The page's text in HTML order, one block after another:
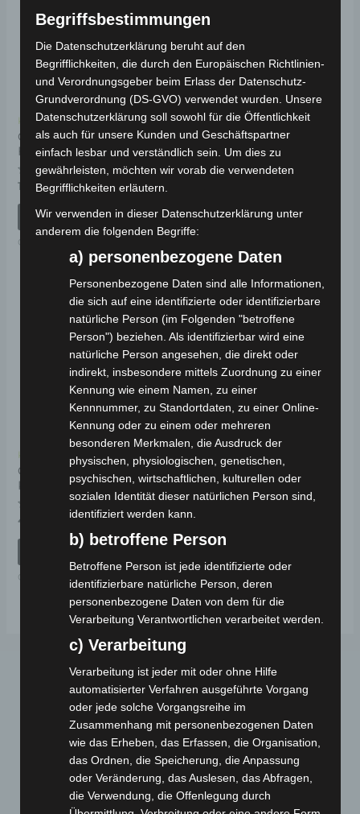
Kostenloser Versand
CARGO VOLT
FRONTLICHT
Bewertet
mit
0
149,00€ *
IN DEN WARENKORB
CARGO VOLT
Kostenloser Versand
CARGO VOLT
KOMPLETTES KABELSET
vonIN DEN WARENKORB
Kostenloser Versand
CARGO VOLT
KUGELLAGER
Bewertet
0
49,00
IN DEN WARENKORB
CARGO VOLT
Webseite
Begriffsbestimmungen
Die Datenschutzerklärung beruht auf den
Begrifflichkeiten, die durch den Europäischen Richtlinien-
und Verordnungsgeber beim Erlass der Datenschutz-
Grundverordnung (DS-GVO) verwendet wurden. Unsere
Datenschutzerklärung soll sowohl für die Öffentlichkeit
als auch für unsere Kunden und Geschäftspartner
einfach lesbar und verständlich sein. Um dies zu
gewährleisten, möchten wir vorab die verwendeten
Begrifflichkeiten erläutern.
Wir verwenden in dieser Datenschutzerklärung unter
anderem die folgenden Begriffe:
a) personenbezogene Daten
Personenbezogene Daten sind alle Informationen,
die sich auf eine identifizierte oder identifizierbare
natürliche Person (im Folgenden "betroffene
Person") beziehen. Als identifizierbar wird eine
natürliche Person angesehen, die direkt oder
indirekt, insbesondere mittels Zuordnung zu einer
Kennung wie einem Namen, zu einer
Kennnummer, zu Standortdaten, zu einer Online-
Kennung oder zu einem oder mehreren
besonderen Merkmalen, die Ausdruck der
physischen, physiologischen, genetischen,
psychischen, wirtschaftlichen, kulturellen oder
sozialen Identität dieser natürlichen Person sind,
identifiziert werden kann.
b) betroffene Person
Betroffene Person ist jede identifizierte oder
identifizierbare natürliche Person, deren
personenbezogene Daten von dem für die
Verarbeitung Verantwortlichen verarbeitet werden.
c) Verarbeitung
Verarbeitung ist jeder mit oder ohne Hilfe
automatisierter Verfahren ausgeführte Vorgang
oder jede solche Vorgangsreihe im
Zusammenhang mit personenbezogenen Daten
wie das Erheben, das Erfassen, die Organisation,
das Ordnen, die Speicherung, die Anpassung
oder Veränderung, das Auslesen, das Abfragen,
die Verwendung, die Offenlegung durch